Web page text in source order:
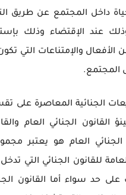
داخل المجتمع عن طريق
عند الإقتضاء وذلك
الأفعال والإمتناعات التي
المجتمع.
الجنائية المعاصرة على
القانون الجنائي العام
الجنائي العام هو يعتبر
للقانون الجنائي التي
على حد سواء أما القانون